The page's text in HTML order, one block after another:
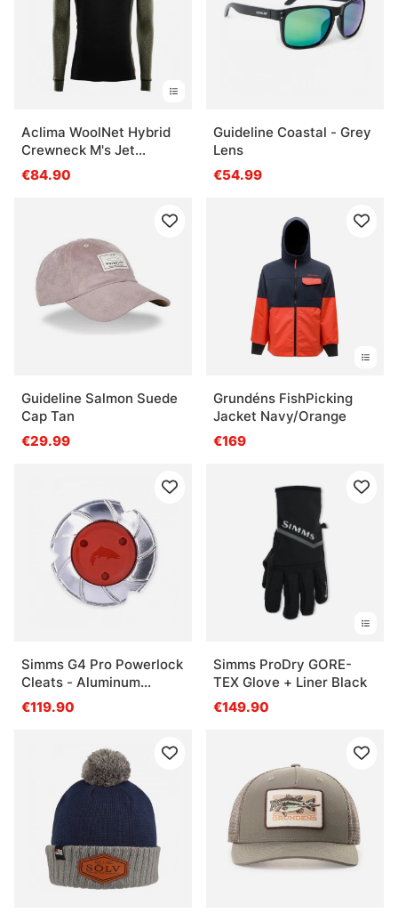
Aclima WoolNet Hybrid
Crewneck M's Jet
Black/Olive Night/Dill
€84.90
Guideline Coastal - Grey
Lens
€54.99
Guideline Salmon Suede
Cap Tan
€29.99
Grundéns FishPicking
Jacket Navy/Orange
€169
Simms G4 Pro Powerlock
Cleats - Aluminum
Colorless
€119.90
Simms ProDry GORE-
TEX Glove + Liner Black
€149.90